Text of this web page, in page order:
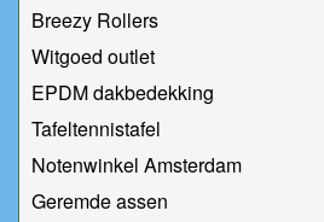
Breezy Rollers
Witgoed outlet
EPDM dakbedekking
Tafeltennistafel
Notenwinkel Amsterdam
Geremde assen